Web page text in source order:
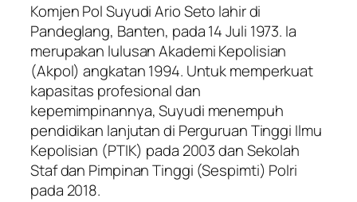
Komjen Pol Suyudi Ario Seto lahir di
Pandeglang, Banten, pada 14 Juli 1973. Ia
merupakan lulusan Akademi Kepolisian
(Akpol) angkatan 1994. Untuk memperkuat
kapasitas profesional dan
kepemimpinannya, Suyudi menempuh
pendidikan lanjutan di Perguruan Tinggi Ilmu
Kepolisian (PTIK) pada 2003 dan Sekolah
Staf dan Pimpinan Tinggi (Sespimti) Polri
pada 2018.